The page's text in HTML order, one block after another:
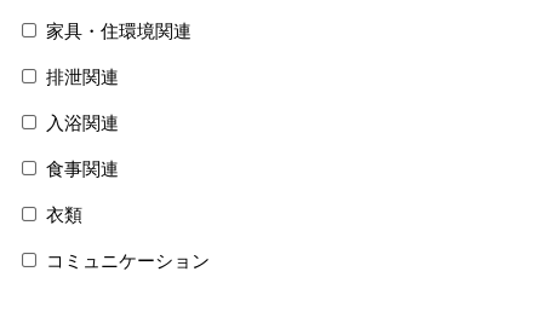
家具・住環境関連
排泄関連
入浴関連
食事関連
衣類
コミュニケーション